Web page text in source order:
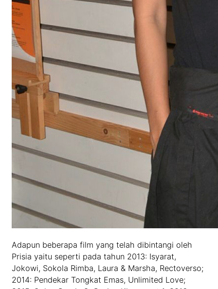
Adapun beberapa film yang telah dibintangi oleh
Prisia yaitu seperti pada tahun 2013: Isyarat,
Jokowi, Sokola Rimba, Laura & Marsha, Rectoverso;
2014: Pendekar Tongkat Emas, Unlimited Love;